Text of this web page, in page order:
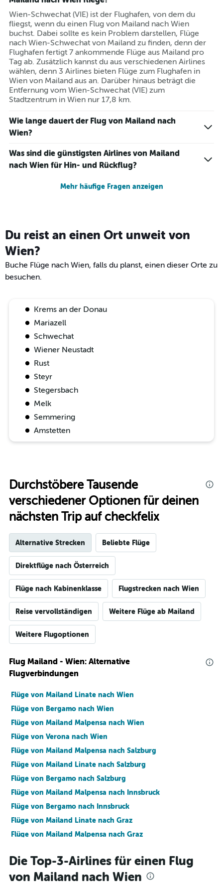
Wien-Schwechat (VIE) ist der Flughafen, von dem du
fliegst, wenn du einen Flug von Mailand nach Wien
buchst. Dabei sollte es kein Problem darstellen, Flüge
nach Wien-Schwechat von Mailand zu finden, denn der
Flughafen fertigt 7 ankommende Flüge aus Mailand pro
Tag ab. Zusätzlich kannst du aus verschiedenen Airlines
wählen, denn 3 Airlines bieten Flüge zum Flughafen in
Wien von Mailand aus an. Darüber hinaus beträgt die
Entfernung vom Wien-Schwechat (VIE) zum
Stadtzentrum in Wien nur 17,8 km.
Wie lange dauert der Flug von Mailand nach
Wien?
Was sind die günstigsten Airlines von Mailand
nach Wien für Hin- und Rückflug?
Mehr häufige Fragen anzeigen
Du reist an einen Ort unweit von
Wien?
Buche Flüge nach Wien, falls du planst, einen dieser Orte zu
besuchen.
Krems an der Donau
Mariazell
Schwechat
Wiener Neustadt
Rust
Steyr
Stegersbach
Melk
Semmering
Amstetten
Durchstöbere Tausende
verschiedener Optionen für deinen
nächsten Trip auf checkfelix
Alternative Strecken Beliebte Flüge
Direktflüge nach Österreich
Flüge nach Kabinenklasse Flugstrecken nach Wien
Reise vervollständigen Weitere Flüge ab Mailand
Weitere Flugoptionen
Flug Mailand - Wien: Alternative
Flugverbindungen
Flüge von Mailand Linate nach Wien
Flüge von Bergamo nach Wien
Flüge von Mailand Malpensa nach Wien
Flüge von Verona nach Wien
Flüge von Mailand Malpensa nach Salzburg
Flüge von Mailand Linate nach Salzburg
Flüge von Bergamo nach Salzburg
Flüge von Mailand Malpensa nach Innsbruck
Flüge von Bergamo nach Innsbruck
Flüge von Mailand Linate nach Graz
Flüge von Mailand Malpensa nach Graz
Flüge von Mailand Linate nach Innsbruck
Flüge von Mailand Linate nach Linz
Die Top-3-Airlines für einen Flug
von Mailand nach Wien